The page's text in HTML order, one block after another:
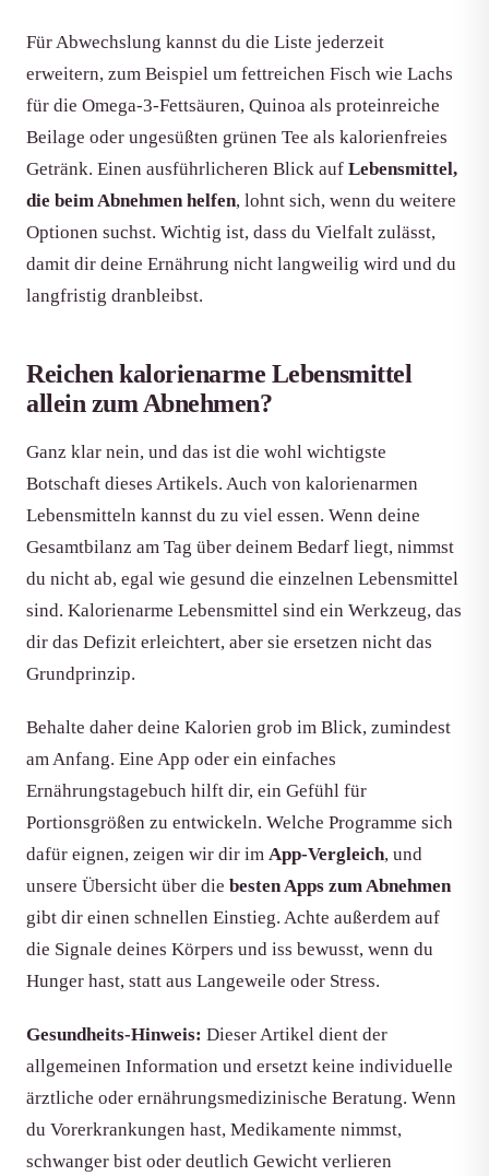
Für Abwechslung kannst du die Liste jederzeit
erweitern, zum Beispiel um fettreichen Fisch wie Lachs
für die Omega-3-Fettsäuren, Quinoa als proteinreiche
Beilage oder ungesüßten grünen Tee als kalorienfreies
Getränk. Einen ausführlicheren Blick auf Lebensmittel,
die beim Abnehmen helfen, lohnt sich, wenn du weitere
Optionen suchst. Wichtig ist, dass du Vielfalt zulässt,
damit dir deine Ernährung nicht langweilig wird und du
langfristig dranbleibst.
Reichen kalorienarme Lebensmittel
allein zum Abnehmen?
Ganz klar nein, und das ist die wohl wichtigste
Botschaft dieses Artikels. Auch von kalorienarmen
Lebensmitteln kannst du zu viel essen. Wenn deine
Gesamtbilanz am Tag über deinem Bedarf liegt, nimmst
du nicht ab, egal wie gesund die einzelnen Lebensmittel
sind. Kalorienarme Lebensmittel sind ein Werkzeug, das
dir das Defizit erleichtert, aber sie ersetzen nicht das
Grundprinzip.
Behalte daher deine Kalorien grob im Blick, zumindest
am Anfang. Eine App oder ein einfaches
Ernährungstagebuch hilft dir, ein Gefühl für
Portionsgrößen zu entwickeln. Welche Programme sich
dafür eignen, zeigen wir dir im App-Vergleich, und
unsere Übersicht über die besten Apps zum Abnehmen
gibt dir einen schnellen Einstieg. Achte außerdem auf
die Signale deines Körpers und iss bewusst, wenn du
Hunger hast, statt aus Langeweile oder Stress.
Gesundheits-Hinweis: Dieser Artikel dient der
allgemeinen Information und ersetzt keine individuelle
ärztliche oder ernährungsmedizinische Beratung. Wenn
du Vorerkrankungen hast, Medikamente nimmst,
schwanger bist oder deutlich Gewicht verlieren